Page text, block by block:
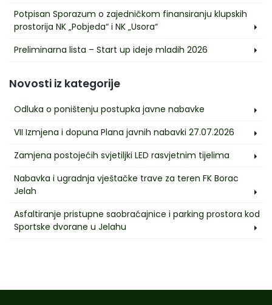
Potpisan Sporazum o zajedničkom finansiranju klupskih
prostorija NK „Pobjeda“ i NK „Usora“
Preliminarna lista – Start up ideje mladih 2026
Novosti iz kategorije
Odluka o poništenju postupka javne nabavke
VII Izmjena i dopuna Plana javnih nabavki 27.07.2026
Zamjena postojećih svjetiljki LED rasvjetnim tijelima
Nabavka i ugradnja vještačke trave za teren FK Borac
Jelah
Asfaltiranje pristupne saobraćajnice i parking prostora kod
Sportske dvorane u Jelahu